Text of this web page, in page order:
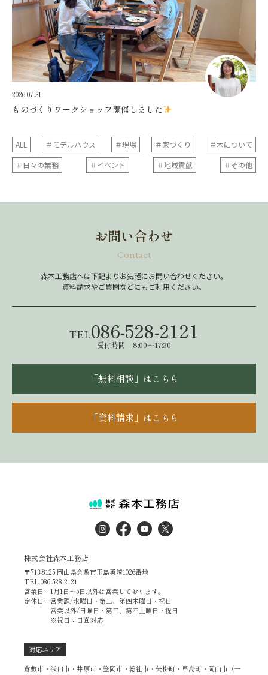
2026.07.31
ものづくりワークショップ開催しました
ALL ＃モデルハウス ＃現場 ＃家づくり
＃木について
＃日々の業務
＃イベント ＃地域貢献 ＃その他
お問い合わせ
Contact
森本工務店へは下記よりお気軽にお問い合わせください。
資料請求やご質問などにもご利用ください。
TEL086-528-2121
受付時間 8:00～17:30
「無料相談」はこちら
「資料請求」はこちら
株式会社森本工務店
〒713-8125 岡山県倉敷市玉島勇崎1026番地
TEL.086-528-2121
営業日：1月1日～5日以外は営業しております。
定休日：営業課/水曜日・第二、第四木曜日・祝日
営業以外/日曜日・第二、第四土曜日・祝日
※祝日：日直対応
対応エリア
倉敷市・浅口市・井原市・笠岡市・総社市・矢掛町・早島町・岡山市（一